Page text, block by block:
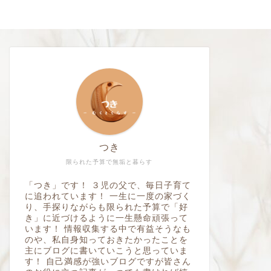
限られた予算で無垢と暮らす
つき
「つき」です！ ３児の父で、毎日子育て
に追われています！ 一生に一度の家づく
り、手探りながらも限られた予算で「好
き」に近づけるように一生懸命頑張って
います！ 情報収集する中で有益そうなも
のや、私自身知っておきたかったことを
主にブログに書いていこうと思っていま
す！ 自己満感が強いブログですが皆さん